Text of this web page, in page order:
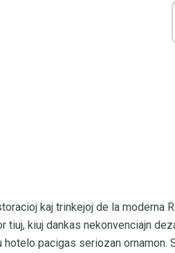
kaj trinkejoj de la moderna
tiuj, kiuj dankas nekonvenciajn
pacigas seriozan ornamon.